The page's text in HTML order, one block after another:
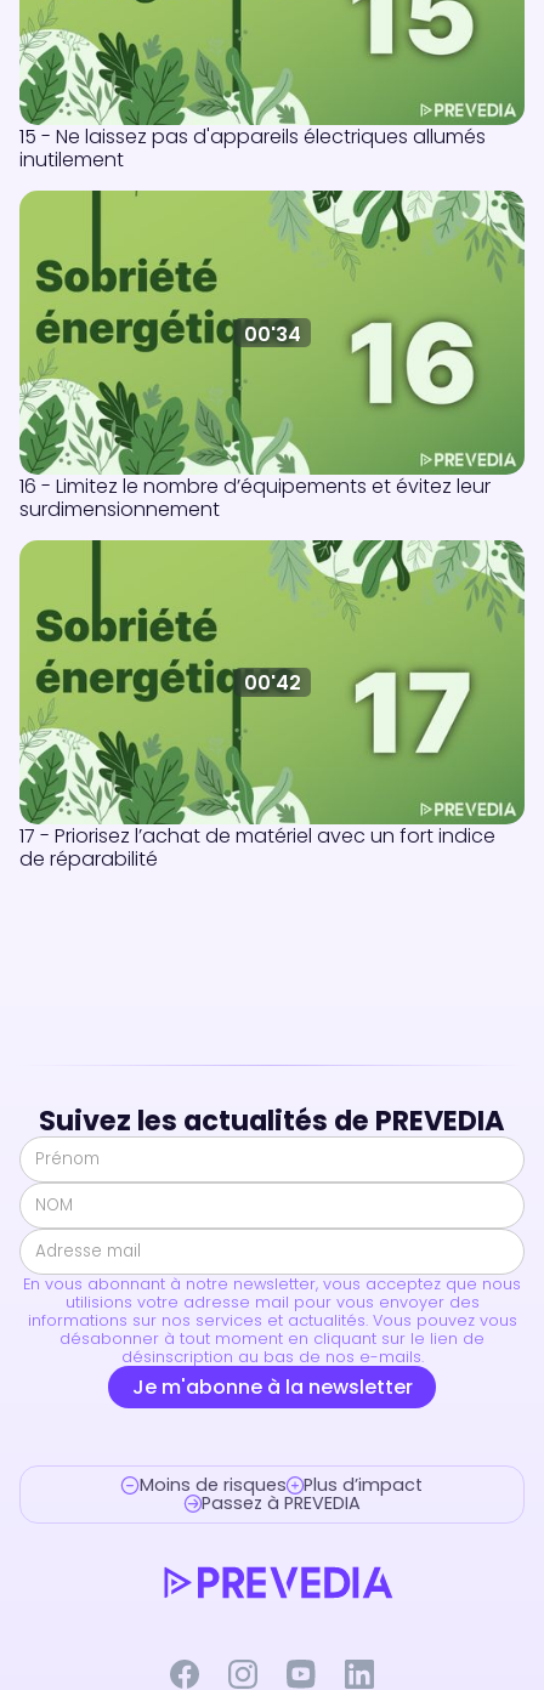
15 - Ne laissez pas d'appareils électriques allumés
inutilement
00'34
16 - Limitez le nombre d’équipements et évitez leur
surdimensionnement
00'42
17 - Priorisez l’achat de matériel avec un fort indice
de réparabilité
Suivez les actualités de PREVEDIA
En vous abonnant à notre newsletter, vous acceptez que nous
utilisions votre adresse mail pour vous envoyer des
informations sur nos services et actualités. Vous pouvez vous
désabonner à tout moment en cliquant sur le lien de
désinscription au bas de nos e-mails.
Moins de risques Plus d’impact
Passez à PREVEDIA